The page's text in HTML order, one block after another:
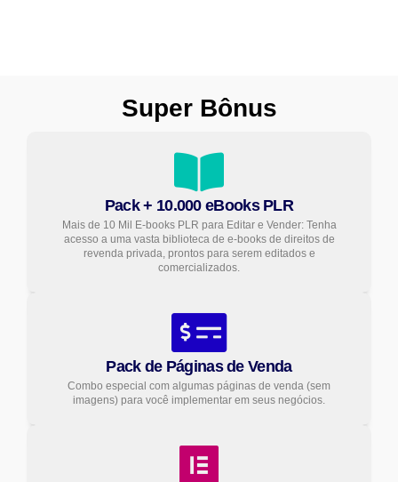
Super Bônus
Pack + 10.000 eBooks PLR
Mais de 10 Mil E-books PLR para Editar e Vender: Tenha
acesso a uma vasta biblioteca de e-books de direitos de
revenda privada, prontos para serem editados e
comercializados.
Pack de Páginas de Venda
Combo especial com algumas páginas de venda (sem
imagens) para você implementar em seus negócios.